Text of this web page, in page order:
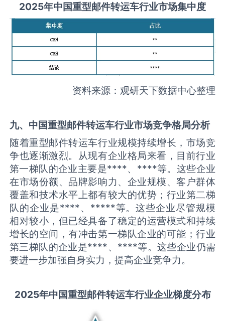
2025年中国重型邮件转运车行业市场集中度
资料来源：观研天下数据中心整理
九、中国重型邮件转运车行业市场竞争格局分析
随着重型邮件转运车行业规模持续增长，市场竞
争也逐渐激烈。从现有企业格局来看，目前行业
第一梯队的企业主要是****、****等。这些企业
在市场份额、品牌影响力、企业规模、客户群体
覆盖和技术水平上都有较大的优势；行业第二梯
队的企业是****、*****等。这些企业尽管规模
相对较小，但已经具备了稳定的运营模式和持续
增长的空间，有冲击第一梯队企业的可能；行业
第三梯队的企业是****、****等。这些企业仍需
要进一步加强自身实力，提高企业竞争力。
2025年中国重型邮件转运车行业企业梯度分布